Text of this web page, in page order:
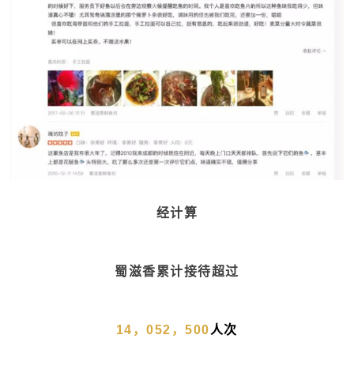
经计算
蜀滋香累计接待超过
14，052，500人次